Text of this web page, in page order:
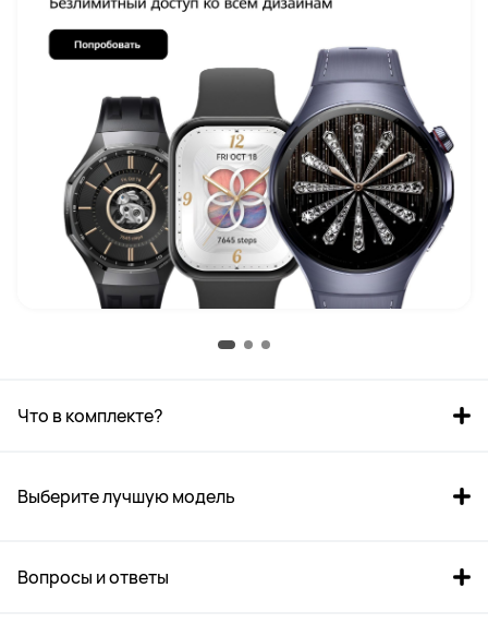
Что в комплекте?
Выберите лучшую модель
Вопросы и ответы